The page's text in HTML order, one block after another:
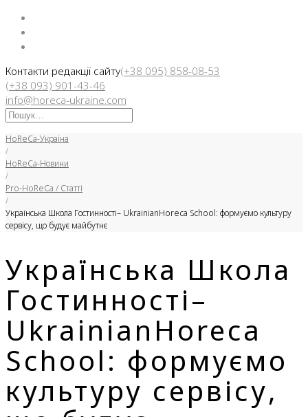
Контакти редакції сайту(+38 095) 858-08-53
(+38 093) 901-43-46
info@horeca-ukraine.com
Искать:
HoReCa-Україна
/
HoReCa-Новини
/
Pro-HoReCa / Статті
/
Українська Школа Гостинності– UkrainianHoreca School: формуємо культуру
сервісу, що будує майбутнє
Українська Школа
Гостинності–
UkrainianHoreca
School: формуємо
культуру сервісу,